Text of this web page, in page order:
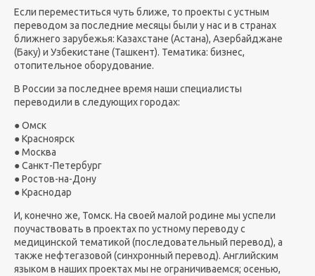
Если переместиться чуть ближе, то проекты с устным
переводом за последние месяцы были у нас и в странах
ближнего зарубежья: Казахстане (Астана), Азербайджане
(Баку) и Узбекистане (Ташкент). Тематика: бизнес,
отопительное оборудование.
В России за последнее время наши специалисты
переводили в следующих городах:
● Омск
● Красноярск
● Москва
● Санкт-Петербург
● Ростов-на-Дону
● Краснодар
И, конечно же, Томск. На своей малой родине мы успели
поучаствовать в проектах по устному переводу с
медицинской тематикой (последовательный перевод), а
также нефтегазовой (синхронный перевод). Английским
языком в наших проектах мы не ограничиваемся; осенью,